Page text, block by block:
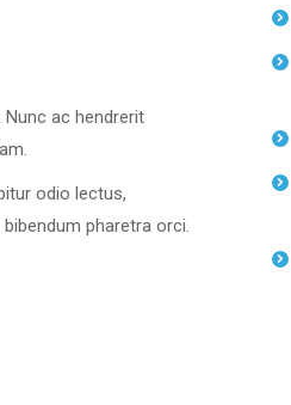
ac hendrerit
odio lectus,
pharetra orci.